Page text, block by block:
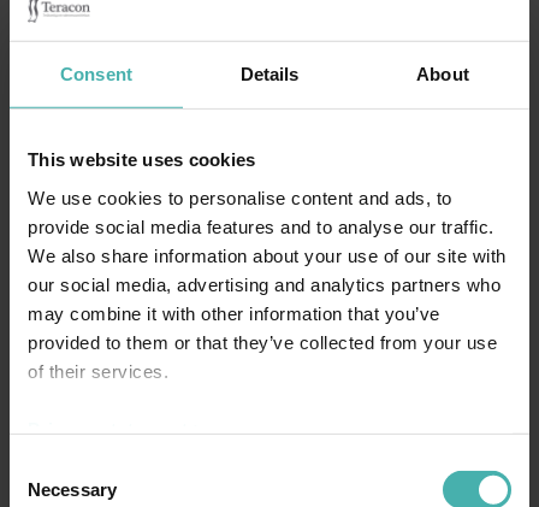
Consent Details About
This website uses cookies
We use cookies to personalise content and ads, to
provide social media features and to analyse our traffic.
We also share information about your use of our site with
our social media, advertising and analytics partners who
may combine it with other information that you’ve
provided to them or that they’ve collected from your use
of their services.
Selection
Necessary
asiakkaidemme keskuudessa.
ystävilleen ja kollegoilleen.
68:aan. Luku voi vaihdella -100 ja 100 välillä
ja yli 0 on hyvä tulos. Net Promoter Scoressa loistavan tuloksen
raja on 50. NPS kuvaa asiakkaiden
tyytyväisyyttä ja sitoutuneisuutta. Asiakkaat ovat tyytyväisiä
Teraconin ammattitaitoon ja osaamiseen.
”He tuntevat meidän tarpeet ja toiminnan vaatimukset
sekä ovat valmiita kehittämään toimintaa yhdessä.”